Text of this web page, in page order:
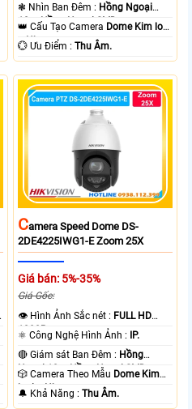
❃ Nhìn Ban Đêm : Hồng Ngoại
10m Hồng Ngoại SMD.
👑 Cấu Tạo Camera Dome Kim loại
+ Nhựa.
️💮 Ưu Điểm :Thu Âm.
CAmera Speed Dome DS-
2DE4225IWG1-E Zoom 25X
Giá bán: 5%-35%
Giá Gốc:
👁 Hình Ảnh Sắc nét : FULL HD
1080P .
⚛️ Công Nghệ Hình Ảnh : IP.
🔴 Giám sát Ban Đêm : Hồng
Ngoại 10m Hồng Ngoại SMD.
🎲 Camera Theo Mẫu Dome Kim
loại + Nhựa.
️🔔 Khả Năng :Thu Âm.